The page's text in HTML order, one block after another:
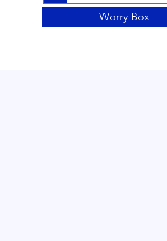
Worry Box